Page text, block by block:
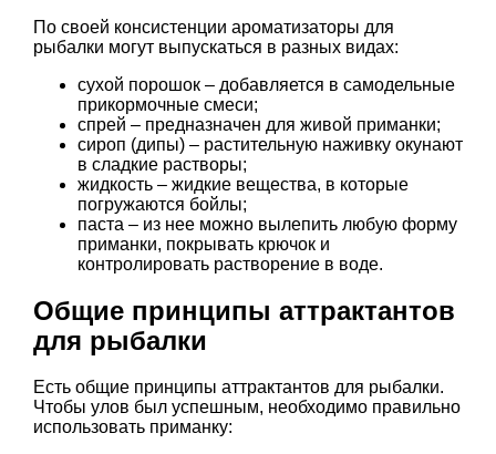
По своей консистенции ароматизаторы для
рыбалки могут выпускаться в разных видах:
сухой порошок – добавляется в самодельные
прикормочные смеси;
спрей – предназначен для живой приманки;
сироп (дипы) – растительную наживку окунают
в сладкие растворы;
жидкость – жидкие вещества, в которые
погружаются бойлы;
паста – из нее можно вылепить любую форму
приманки, покрывать крючок и
контролировать растворение в воде.
Общие принципы аттрактантов
для рыбалки
Есть общие принципы аттрактантов для рыбалки.
Чтобы улов был успешным, необходимо правильно
использовать приманку: